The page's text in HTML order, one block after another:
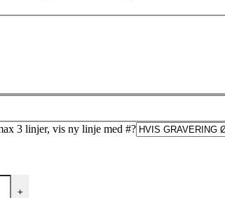
3 linjer, vis ny linje med #?
+